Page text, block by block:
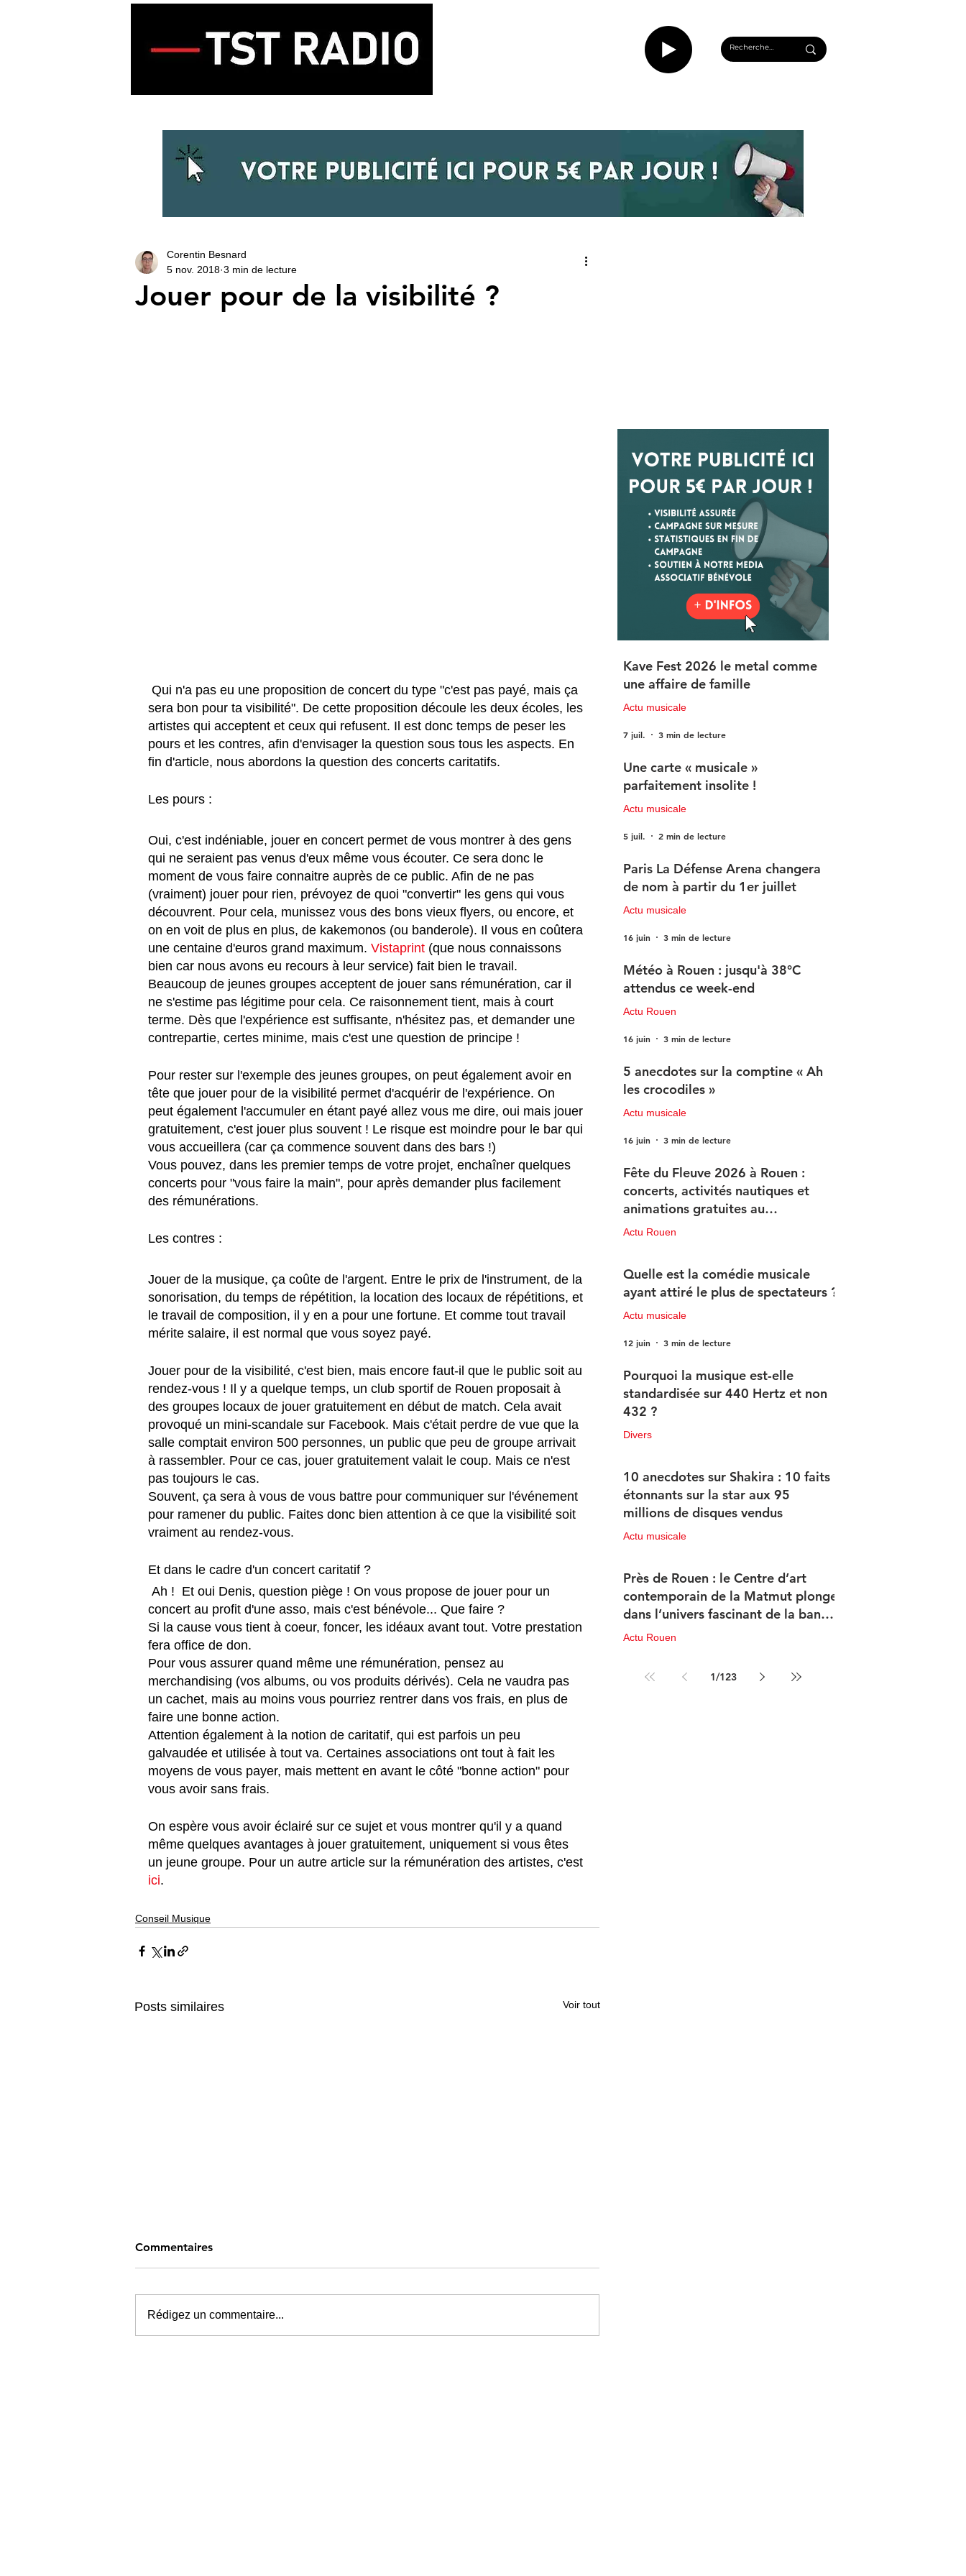
Jouer pour de la visibilité ?
Corentin Besnard
5 nov. 2018 3 min de lecture
sera bon pour ta visibilité". De cette proposition découle les deux écoles, les
artistes qui acceptent et ceux qui refusent. Il est donc temps de peser les
pours et les contres, afin d'envisager la question sous tous les aspects. En
fin d'article, nous abordons la question des concerts caritatifs.
Les pours :
Oui, c'est indéniable, jouer en concert permet de vous montrer à des gens
qui ne seraient pas venus d'eux même vous écouter. Ce sera donc le
moment de vous faire connaitre auprès de ce public. Afin de ne pas
(vraiment) jouer pour rien, prévoyez de quoi "convertir" les gens qui vous
découvrent. Pour cela, munissez vous des bons vieux flyers, ou encore, et
on en voit de plus en plus, de kakemonos (ou banderole). Il vous en coûtera
une centaine d'euros grand maximum. Vistaprint (que nous connaissons
bien car nous avons eu recours à leur service) fait bien le travail.
Beaucoup de jeunes groupes acceptent de jouer sans rémunération, car il
ne s'estime pas légitime pour cela. Ce raisonnement tient, mais à court
terme. Dès que l'expérience est suffisante, n'hésitez pas, et demander une
contrepartie, certes minime, mais c'est une question de principe !
Pour rester sur l'exemple des jeunes groupes, on peut également avoir en
tête que jouer pour de la visibilité permet d'acquérir de l'expérience. On
peut également l'accumuler en étant payé allez vous me dire, oui mais jouer
gratuitement, c'est jouer plus souvent ! Le risque est moindre pour le bar qui
vous accueillera (car ça commence souvent dans des bars !)
Vous pouvez, dans les premier temps de votre projet, enchaîner quelques
concerts pour "vous faire la main", pour après demander plus facilement
des rémunérations.
Les contres :
Jouer de la musique, ça coûte de l'argent. Entre le prix de l'instrument, de la
sonorisation, du temps de répétition, la location des locaux de répétitions, et
le travail de composition, il y en a pour une fortune. Et comme tout travail
mérite salaire, il est normal que vous soyez payé.
Jouer pour de la visibilité, c'est bien, mais encore faut-il que le public soit au
rendez-vous ! Il y a quelque temps, un club sportif de Rouen proposait à
des groupes locaux de jouer gratuitement en début de match. Cela avait
provoqué un mini-scandale sur Facebook. Mais c'était perdre de vue que la
salle comptait environ 500 personnes, un public que peu de groupe arrivait
à rassembler. Pour ce cas, jouer gratuitement valait le coup. Mais ce n'est
pas toujours le cas.
Souvent, ça sera à vous de vous battre pour communiquer sur l'événement
pour ramener du public. Faites donc bien attention à ce que la visibilité soit
vraiment au rendez-vous.
Et dans le cadre d'un concert caritatif ?
concert au profit d'une asso, mais c'est bénévole... Que faire ?
Si la cause vous tient à coeur, foncer, les idéaux avant tout. Votre prestation
fera office de don.
Pour vous assurer quand même une rémunération, pensez au
merchandising (vos albums, ou vos produits dérivés). Cela ne vaudra pas
un cachet, mais au moins vous pourriez rentrer dans vos frais, en plus de
faire une bonne action.
Attention également à la notion de caritatif, qui est parfois un peu
galvaudée et utilisée à tout va. Certaines associations ont tout à fait les
moyens de vous payer, mais mettent en avant le côté "bonne action" pour
vous avoir sans frais.
On espère vous avoir éclairé sur ce sujet et vous montrer qu'il y a quand
même quelques avantages à jouer gratuitement, uniquement si vous êtes
un jeune groupe. Pour un autre article sur la rémunération des artistes, c'est
ici.
Conseil Musique
Posts similaires Voir tout
Commentaires
Rédigez un commentaire...
Kave Fest 2026 le metal comme
une affaire de famille
Actu musicale
7 juil. 3 min de lecture
Une carte « musicale »
parfaitement insolite !
Actu musicale
5 juil. 2 min de lecture
Paris La Défense Arena changera
de nom à partir du 1er juillet
Actu musicale
16 juin 3 min de lecture
Météo à Rouen : jusqu'à 38°C
attendus ce week-end
Actu Rouen
16 juin 3 min de lecture
5 anecdotes sur la comptine « Ah
les crocodiles »
Actu musicale
16 juin 3 min de lecture
Fête du Fleuve 2026 à Rouen :
concerts, activités nautiques et
animations gratuites au
programme
Actu Rouen
Quelle est la comédie musicale
ayant attiré le plus de spectateurs ?
Actu musicale
12 juin 3 min de lecture
Pourquoi la musique est-elle
standardisée sur 440 Hertz et non
432 ?
Divers
10 anecdotes sur Shakira : 10 faits
étonnants sur la star aux 95
millions de disques vendus
Actu musicale
Près de Rouen : le Centre d’art
contemporain de la Matmut plonge
dans l’univers fascinant de la bande
dessinée de science-fiction
Actu Rouen
1/123